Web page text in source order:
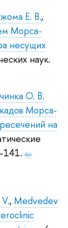
Е. В.,
Морса-
несущих
наук.
О. В.
Морса-
на
doi
, Medvedev